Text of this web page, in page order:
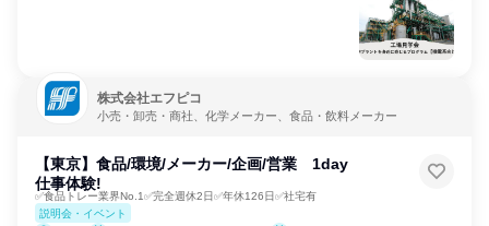
株式会社エフピコ
小売・卸売・商社、化学メーカー、食品・飲料メーカー
【東京】食品/環境/メーカー/企画/営業 1day
仕事体験!
✅食品トレー業界No.1✅完全週休2日✅年休126日✅社宅有
説明会・イベント